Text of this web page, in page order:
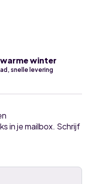
winter
snelle levering
in je mailbox. Schrijf